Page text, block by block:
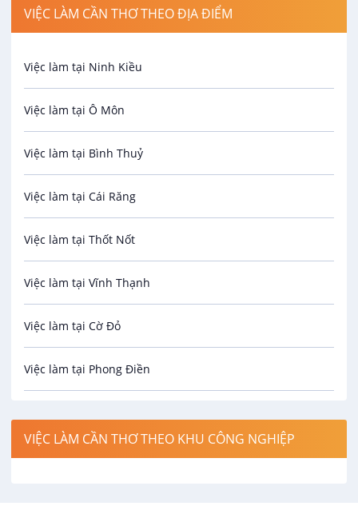
Spa
Bảo Vệ
An toàn lao động
Bảo hiểm
Biên phiên dịch
Bưu chính viễn thông
Cơ khí
Công nghệ sinh học
Công nghệ thực phẩm
Điện / Điện tử / Điện lạnh
Hàng hải / Hàng không
VIỆC LÀM CẦN THƠ THEO ĐỊA ĐIỂM
Việc làm tại Ninh Kiều
Việc làm tại Ô Môn
Việc làm tại Bình Thuỷ
Việc làm tại Cái Răng
Việc làm tại Thốt Nốt
Việc làm tại Vĩnh Thạnh
Việc làm tại Cờ Đỏ
Việc làm tại Phong Điền
Việc làm tại Cái Khế
VIỆC LÀM CẦN THƠ THEO KHU CÔNG NGHIỆP